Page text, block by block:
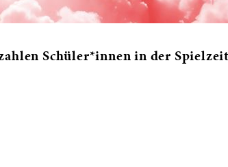
Schüler*innen in der